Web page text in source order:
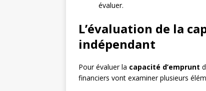
évaluer.
L’évaluation de la
indépendant
Pour évaluer la capacité d’emprunt
financiers vont examiner plusieurs